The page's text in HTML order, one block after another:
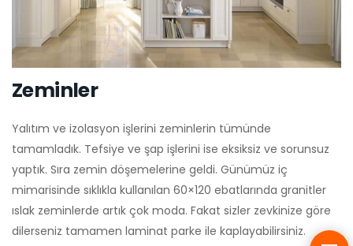
Zeminler
Yalıtım ve izolasyon işlerini zeminlerin tümünde
tamamladık. Tefsiye ve şap işlerini ise eksiksiz ve sorunsuz
yaptık. Sıra zemin döşemelerine geldi. Günümüz iç
mimarisinde sıklıkla kullanılan 60×120 ebatlarında granitler
ıslak zeminlerde artık çok moda. Fakat sizler zevkinize göre
dilerseniz tamamen laminat parke ile kaplayabilirsiniz.